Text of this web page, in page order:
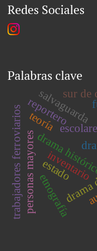
Redes Sociales
Palabras clave
drama
personas mayores
salvaguarda
inventario
estado
trabajadores ferroviarios etnografía
sur de
reportero
teoría